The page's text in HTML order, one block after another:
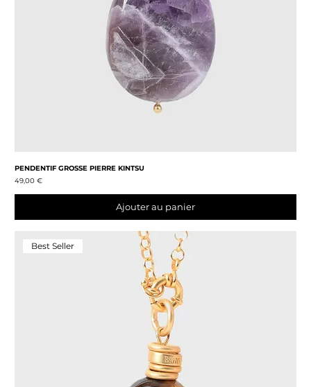
PENDENTIF GROSSE PIERRE KINTSU
Prix
49,00 €
Ajouter au panier
Best Seller